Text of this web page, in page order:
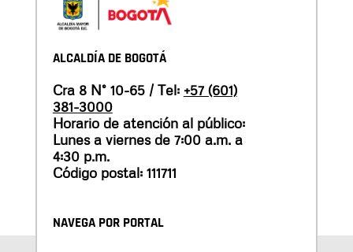
ALCALDÍA DE BOGOTÁ
Cra 8 N° 10-65 / Tel: +57 (601)
381-3000
Horario de atención al público:
Lunes a viernes de 7:00 a.m. a
4:30 p.m.
Código postal: 111711
NAVEGA POR PORTAL